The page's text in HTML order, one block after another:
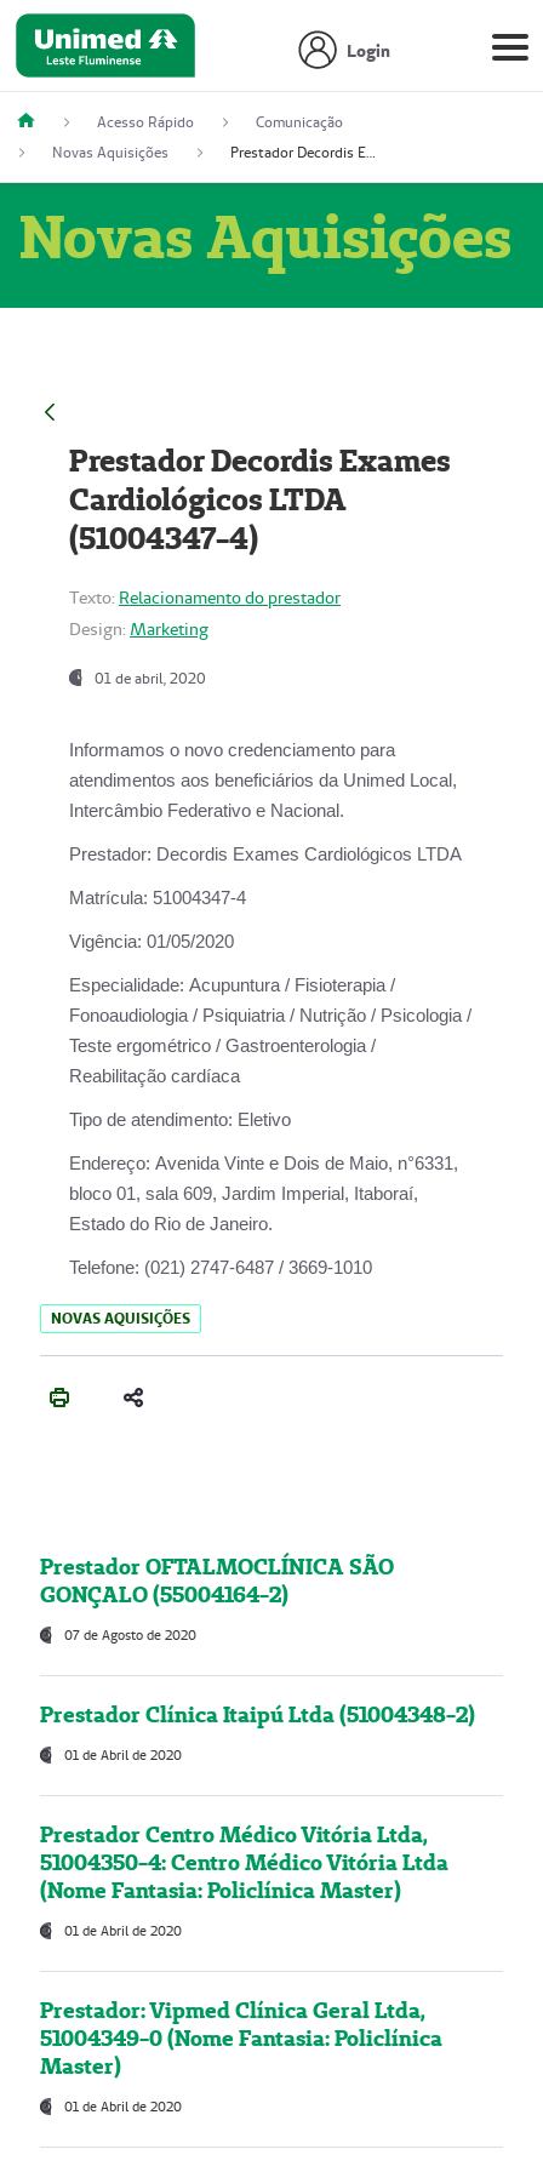
Login
Acesso Rápido
Comunicação
Novas Aquisições
Prestador Decordis Exames Cardiológicos LTDA (51004347-4)
Novas Aquisições
Prestador Decordis Exames
Cardiológicos LTDA
(51004347-4)
Texto: Relacionamento do prestador
Design: Marketing
01 de abril, 2020
Informamos o novo credenciamento para
atendimentos aos beneficiários da Unimed Local,
Intercâmbio Federativo e Nacional.
Prestador: Decordis Exames Cardiológicos LTDA
Matrícula: 51004347-4
Vigência: 01/05/2020
Especialidade: Acupuntura / Fisioterapia /
Fonoaudiologia / Psiquiatria / Nutrição / Psicologia /
Teste ergométrico / Gastroenterologia /
Reabilitação cardíaca
Tipo de atendimento: Eletivo
Endereço: Avenida Vinte e Dois de Maio, n°6331,
bloco 01, sala 609, Jardim Imperial, Itaboraí,
Estado do Rio de Janeiro.
Telefone: (021) 2747-6487 / 3669-1010
NOVAS AQUISIÇÕES
Prestador OFTALMOCLÍNICA SÃO
GONÇALO (55004164-2)
07 de Agosto de 2020
Prestador Clínica Itaipú Ltda (51004348-2)
01 de Abril de 2020
Prestador Centro Médico Vitória Ltda,
51004350-4: Centro Médico Vitória Ltda
(Nome Fantasia: Policlínica Master)
01 de Abril de 2020
Prestador: Vipmed Clínica Geral Ltda,
51004349-0 (Nome Fantasia: Policlínica
Master)
01 de Abril de 2020